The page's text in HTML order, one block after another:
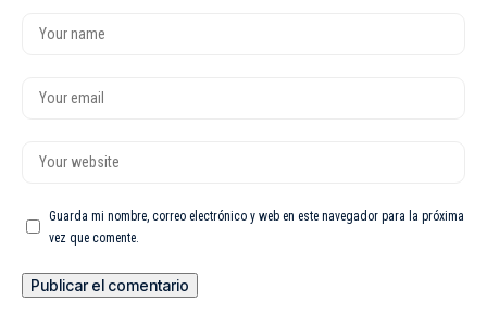
Guarda mi nombre, correo electrónico y web en este navegador para la próxima
vez que comente.